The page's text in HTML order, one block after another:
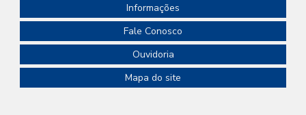
Informações
Fale Conosco
Ouvidoria
Mapa do site